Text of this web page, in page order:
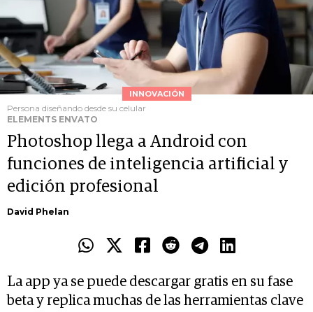
INNOVACIÓN
Persona diseñando desde su celular
ELEMENTS ENVATO
Photoshop llega a Android con
funciones de inteligencia artificial y
edición profesional
David Phelan
La app ya se puede descargar gratis en su fase
beta y replica muchas de las herramientas clave